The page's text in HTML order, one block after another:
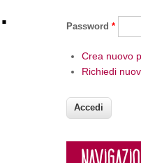
Password *
Crea nuovo
Richiedi